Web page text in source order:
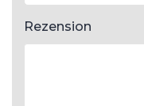
Rezension